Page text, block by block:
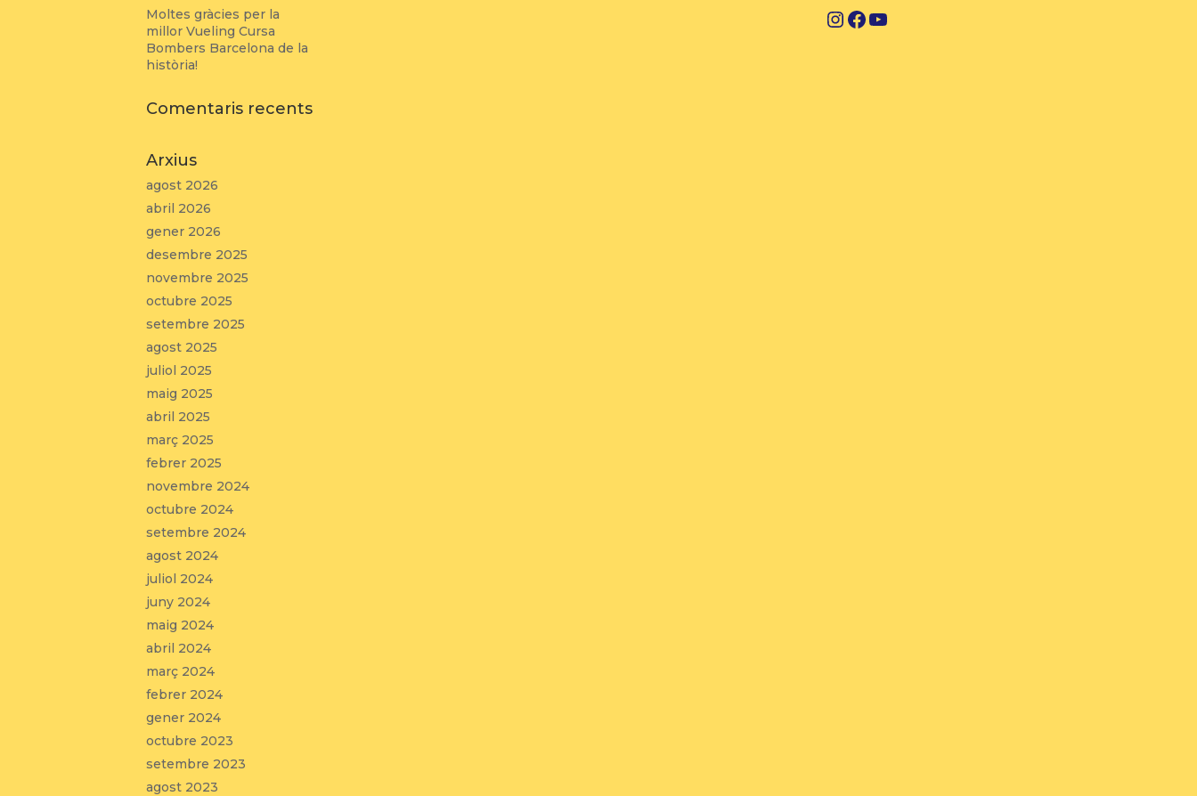
Moltes gràcies per la
millor Vueling Cursa
Bombers Barcelona de la
història!
Comentaris recents
Arxius
agost 2026
abril 2026
gener 2026
desembre 2025
novembre 2025
octubre 2025
setembre 2025
agost 2025
juliol 2025
maig 2025
abril 2025
març 2025
febrer 2025
novembre 2024
octubre 2024
setembre 2024
agost 2024
juliol 2024
juny 2024
maig 2024
abril 2024
març 2024
febrer 2024
gener 2024
octubre 2023
setembre 2023
agost 2023
I
F Y